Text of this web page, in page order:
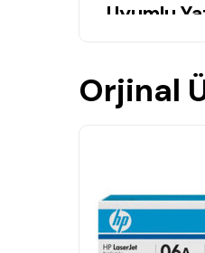
Uyumlu
HP LaserJet
HP LaserJet
HP LaserJet
HP LaserJet 6L
HP LaserJet
Orjinal